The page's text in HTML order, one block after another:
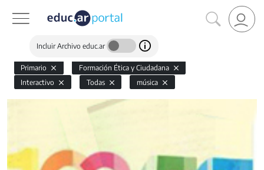
Incluir Archivo educ.ar
Primario
Formación Ética y Ciudadana
Interactivo
Todas música